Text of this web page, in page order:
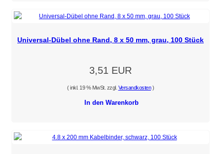
Universal-Dübel ohne Rand, 8 x 50 mm, grau, 100 Stück
3,51 EUR
( inkl. 19 % MwSt. zzgl. Versandkosten)
In den Warenkorb